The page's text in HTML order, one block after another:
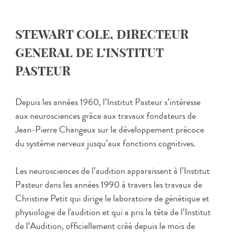
STEWART COLE, DIRECTEUR
GENERAL DE L’INSTITUT
PASTEUR
Depuis les années 1960, l’Institut Pasteur s’intéresse
aux neurosciences grâce aux travaux fondateurs de
Jean-Pierre Changeux sur le développement précoce
du système nerveux jusqu’aux fonctions cognitives.
Les neurosciences de l’audition apparaissent à l’Institut
Pasteur dans les années 1990 à travers les travaux de
Christine Petit qui dirige le laboratoire de génétique et
physiologie de l'audition et qui a pris la tête de l’Institut
de l’Audition, officiellement créé depuis le mois de